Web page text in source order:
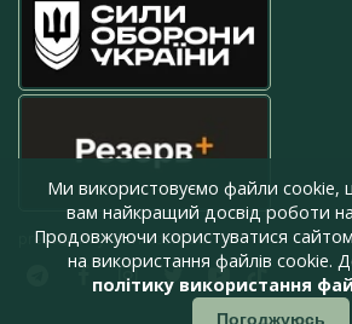
press@armyinform.com.ua
Ми використовуємо файли cookie,
вам найкращий досвід роботи
Продовжуючи користуватися
на використання файлів cookie.
політику використання
Погоджуюсь